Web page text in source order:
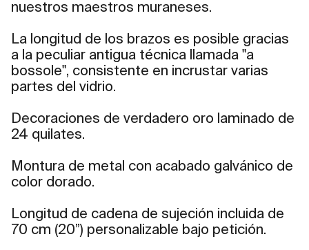
nuestros maestros muraneses.
La longitud de los brazos es posible gracias
a la peculiar antigua técnica llamada "a
bossole", consistente en incrustar varias
partes del vidrio.
Decoraciones de verdadero oro laminado de
24 quilates.
Montura de metal con acabado galvánico de
color dorado.
Longitud de cadena de sujeción incluida de
70 cm (20”) personalizable bajo petición.